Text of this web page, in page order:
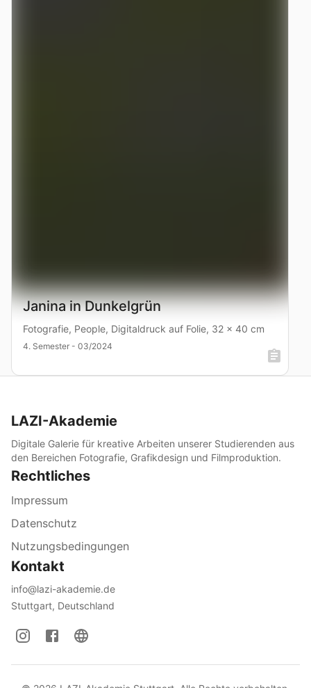
Janina in Dunkelgrün
Fotografie, People, Digitaldruck auf Folie, 32 x 40 cm
4. Semester - 03/2024
LAZI-Akademie
Digitale Galerie für kreative Arbeiten unserer Studierenden aus
den Bereichen Fotografie, Grafikdesign und Filmproduktion.
Rechtliches
Impressum
Datenschutz
Nutzungsbedingungen
Kontakt
info@lazi-akademie.de
Stuttgart, Deutschland